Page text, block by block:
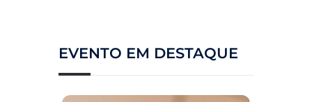
EVENTO EM DESTAQUE